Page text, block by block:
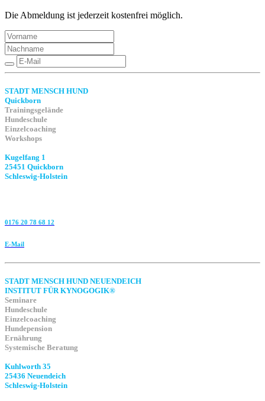
Die Abmeldung ist jederzeit kostenfrei möglich.
STADT MENSCH HUND
Quickborn
Trainingsgelände
Hundeschule
Einzelcoaching
Workshops
Kugelfang 1
25451 Quickborn
Schleswig-Holstein
0176 20 78 68 12
E-Mail
STADT MENSCH HUND NEUENDEICH
INSTITUT FÜR KYNOGOGIK®
Seminare
Hundeschule
Einzelcoaching
Hundepension
Ernährung
Systemische Beratung
Kuhlworth 35
25436 Neuendeich
Schleswig-Holstein